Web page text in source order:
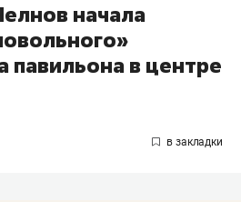
начала
павильона в центре